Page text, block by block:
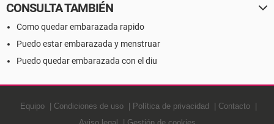
CONSULTA TAMBIÉN
Como quedar embarazada rapido
Puedo estar embarazada y menstruar
Puedo quedar embarazada con el diu
Equipo Condiciones de uso Política de privacidad
Contacto